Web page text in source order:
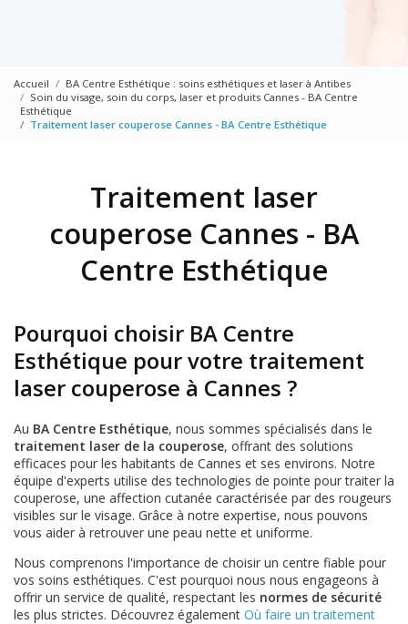
Accueil
BA Centre Esthétique : soins esthétiques et laser à Antibes
Soin du visage, soin du corps, laser et produits Cannes - BA Centre
Esthétique
Traitement laser couperose Cannes - BA Centre Esthétique
Traitement laser
couperose Cannes - BA
Centre Esthétique
Pourquoi choisir BA Centre
Esthétique pour votre traitement
laser couperose à Cannes ?
Au BA Centre Esthétique, nous sommes spécialisés dans le
traitement laser de la couperose, offrant des solutions
efficaces pour les habitants de Cannes et ses environs. Notre
équipe d'experts utilise des technologies de pointe pour traiter la
couperose, une affection cutanée caractérisée par des rougeurs
visibles sur le visage. Grâce à notre expertise, nous pouvons
vous aider à retrouver une peau nette et uniforme.
Nous comprenons l'importance de choisir un centre fiable pour
vos soins esthétiques. C'est pourquoi nous nous engageons à
offrir un service de qualité, respectant les normes de sécurité
les plus strictes. Découvrez également Où faire un traitement